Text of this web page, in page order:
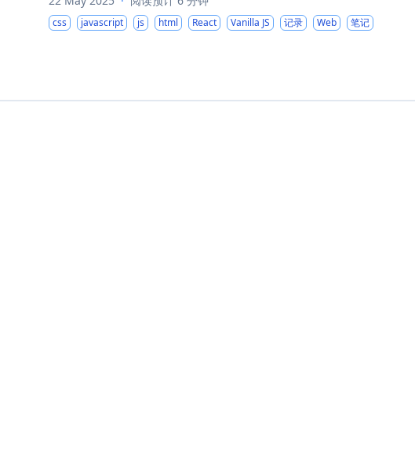
css javascript js html React Vanilla JS 记录 Web 笔记